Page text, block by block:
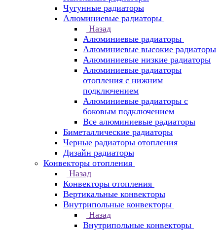
Чугунные радиаторы
Алюминиевые радиаторы
Назад
Алюминиевые радиаторы
Алюминиевые высокие радиаторы
Алюминиевые низкие радиаторы
Алюминиевые радиаторы
отопления с нижним
подключением
Алюминиевые радиаторы с
боковым подключением
Все алюминиевые радиаторы
Биметаллические радиаторы
Черные радиаторы отопления
Дизайн радиаторы
Конвекторы отопления
Назад
Конвекторы отопления
Вертикальные конвекторы
Внутрипольные конвекторы
Назад
Внутрипольные конвекторы